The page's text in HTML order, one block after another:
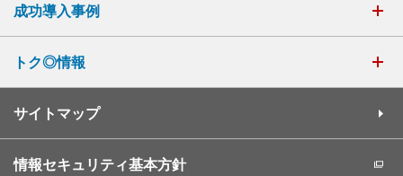
成功導入事例
トク◎情報
サイトマップ
情報セキュリティ基本方針